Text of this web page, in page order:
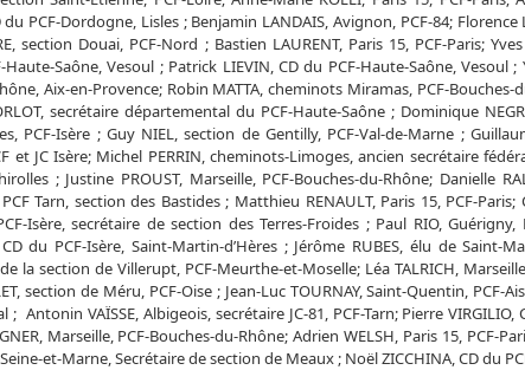
du PCF-Dordogne, Lisles ; Benjamin LANDAIS, Avignon, PCF-84;
section Douai, PCF-Nord ; Bastien LAURENT, Paris 15, PCF-Paris;
Haute-Saône, Vesoul ; Patrick LIEVIN, CD du PCF-Haute-Saône, Vesoul
Aix-en-Provence; Robin MATTA, cheminots Miramas, PCF-
secrétaire départemental du PCF-Haute-Saône ; Dominique
PCF-Isère ; Guy NIEL, section de Gentilly, PCF-Val-de-Marne ;
et JC Isère; Michel PERRIN, cheminots-Limoges, ancien secrétaire
; Justine PROUST, Marseille, PCF-Bouches-du-Rhône; Danielle
PCF Tarn, section des Bastides ; Matthieu RENAULT, Paris 15, PCF-
Isère, secrétaire de section des Terres-Froides ; Paul RIO,
du PCF-Isère, Saint-Martin-d’Hères ; Jérôme RUBES, élu de Saint-
la section de Villerupt, PCF-Meurthe-et-Moselle; Léa TALRICH,
section de Méru, PCF-Oise ; Jean-Luc TOURNAY, Saint-Quentin, PCF-
; Antonin VAÏSSE, Albigeois, secrétaire JC-81, PCF-Tarn; Pierre
Marseille, PCF-Bouches-du-Rhône; Adrien WELSH, Paris 15, PCF-
Seine-et-Marne, Secrétaire de section de Meaux ; Noël ZICCHINA, CD du